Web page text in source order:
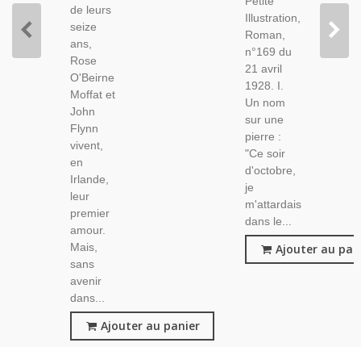
de leurs
seize
ans,
Rose
O'Beirne
Moffat et
John
Flynn
vivent,
en
Irlande,
leur
premier
amour.
Mais,
sans
avenir
dans...
Ajouter au panier
Illustration,
Roman,
n°169 du
21 avril
1928. I.
Un nom
sur une
pierre :
"Ce soir
d'octobre,
je
m'attardais
dans le...
Ajouter au